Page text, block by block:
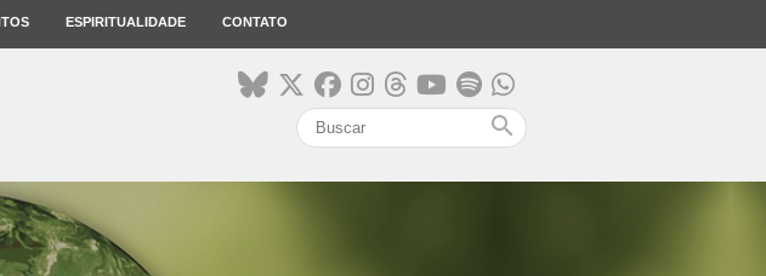
ESPIRITUALIDADE CONTATO
search